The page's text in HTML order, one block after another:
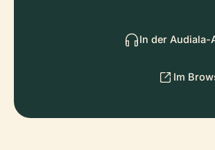
In der Audiala-
Im